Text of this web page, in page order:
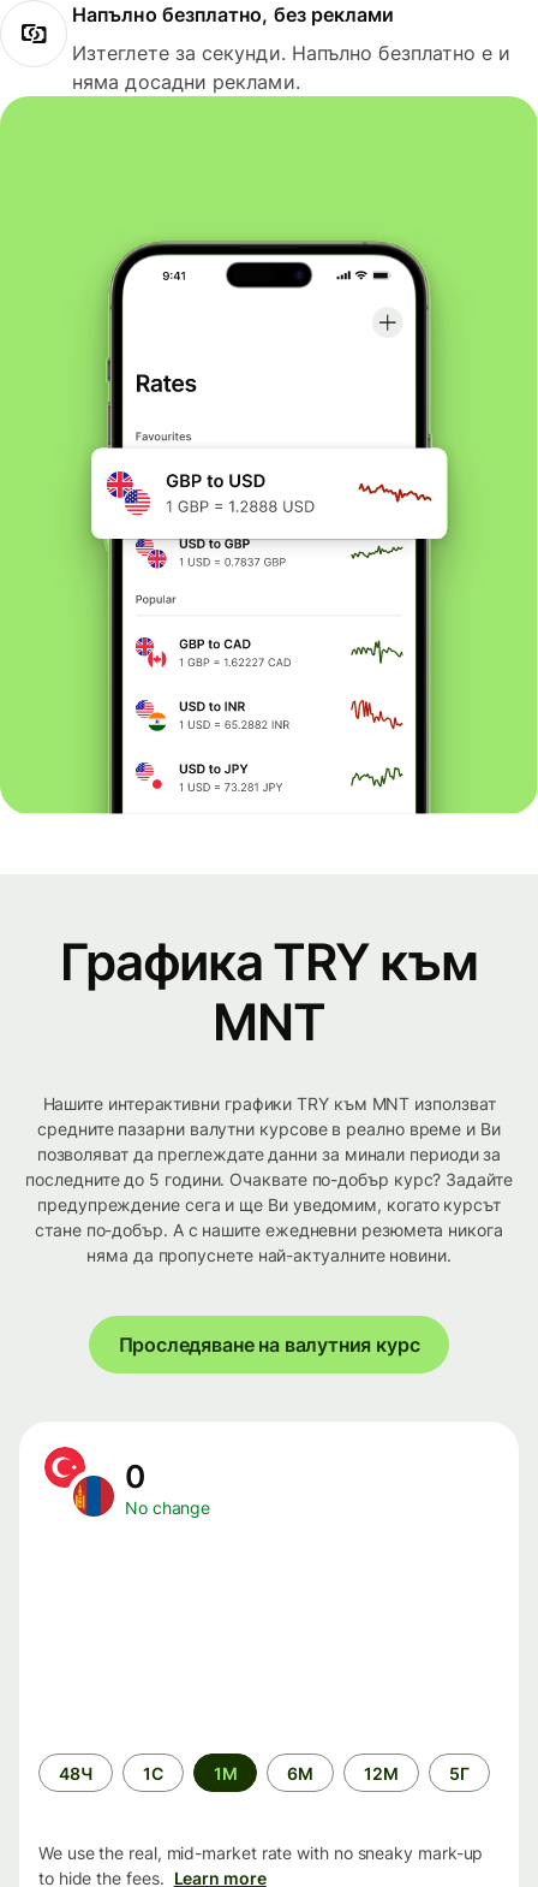
Напълно безплатно, без реклами
Изтеглете за секунди. Напълно безплатно е и
няма досадни реклами.
Графика TRY към
MNT
Нашите интерактивни графики TRY към MNT използват
средните пазарни валутни курсове в реално време и Ви
позволяват да преглеждате данни за минали периоди за
последните до 5 години. Очаквате по-добър курс? Задайте
предупреждение сега и ще Ви уведомим, когато курсът
стане по-добър. А с нашите ежедневни резюмета никога
няма да пропуснете най-актуалните новини.
Проследяване на валутния курс
0
No change
Time
period
48Ч 1С 1М 6М 12М 5Г
We use the real, mid-market rate with no sneaky mark-up
to hide the fees. Learn more